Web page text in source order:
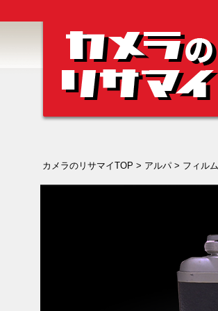
カメラのリサマイTOP > アルパ> フィル